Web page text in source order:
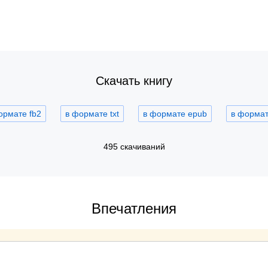
Скачать книгу
fb2 в формате txt в формате epub в
495 скачиваний
Впечатления